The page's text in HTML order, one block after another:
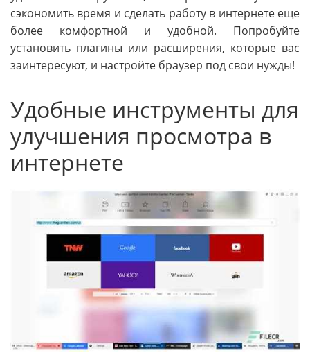
сэкономить время и сделать работу в интернете еще
более комфортной и удобной. Попробуйте
установить плагины или расширения, которые вас
заинтересуют, и настройте браузер под свои нужды!
Удобные инструменты для
улучшения просмотра в
интернете